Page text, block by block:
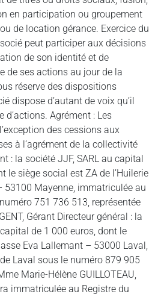
en participation ou groupement
de location gérance. Exercice du
peut participer aux décisions
de son identité et de
de ses actions au jour de la
réserve des dispositions
dispose d’autant de voix qu’il
d’actions. Agrément : Les
des cessions aux
à l’agrément de la collectivité
: la société JJF, SARL au capital
le siège social est ZA de l’Huilerie
53100 Mayenne, immatriculée au
751 736 513, représentée
Gérant Directeur général : la
de 1 000 euros, dont le
Eva Lallemant – 53000 Laval,
Laval sous le numéro 879 905
Marie-Hélène GUILLOTEAU,
immatriculée au Registre du